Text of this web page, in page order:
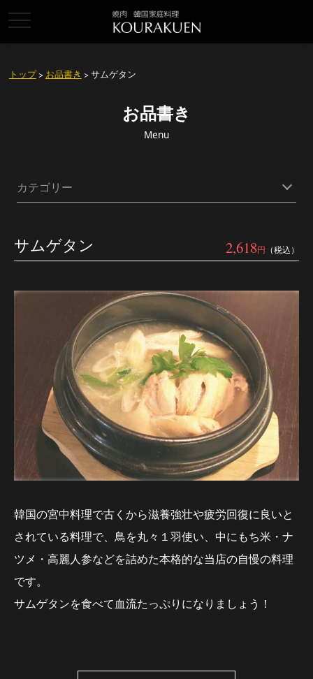
toggle
navigation
トップ> お品書き > サムゲタン
お品書き
Menu
カテゴリー
2,618円 （税込）
サムゲタン
韓国の宮中料理で古くから滋養強壮や疲労回復に良いと
されている料理で、鳥を丸々１羽使い、中にもち米・ナ
ツメ・高麗人参などを詰めた本格的な当店の自慢の料理
です。
サムゲタンを食べて血流たっぷりになりましょう！